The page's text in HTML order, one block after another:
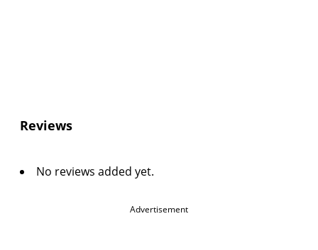
Reviews
No reviews added yet.
Advertisement